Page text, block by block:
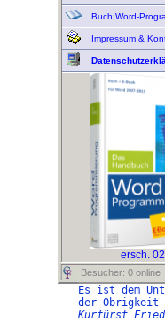
Buch:Word-
Impressum &
ersch.
Besucher: 0
Es ist dem
der Obrigkeit
Kurfürst